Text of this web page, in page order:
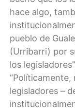
hace algo,
pueblo de
(Urribarri) por
los
legisladores –